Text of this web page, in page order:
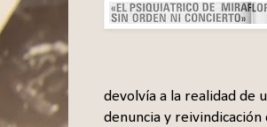
devolvía a la realidad de
denuncia y